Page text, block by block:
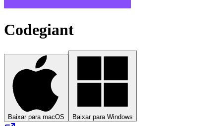
Codegiant
Baixar para macOS Baixar para Windows